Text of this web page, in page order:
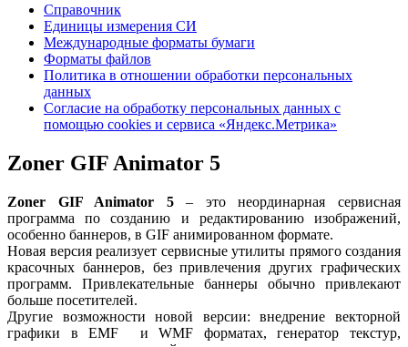
Справочник
Единицы измерения СИ
Международные форматы бумаги
Форматы файлов
Политика в отношении обработки персональных
данных
Согласие на обработку персональных данных с
помощью cookies и сервиса «Яндекс.Метрика»
Zoner GIF Animator 5
Zoner GIF Animator 5– это неординарная сервисная
программа по созданию и редактированию изображений,
особенно баннеров, в GIF анимированном формате.
Новая версия реализует сервисные утилиты прямого создания
красочных баннеров, без привлечения других графических
программ. Привлекательные баннеры обычно привлекают
больше посетителей.
Другие возможности новой версии: внедрение векторной
графики в EMF и WMF форматах, генератор текстур,